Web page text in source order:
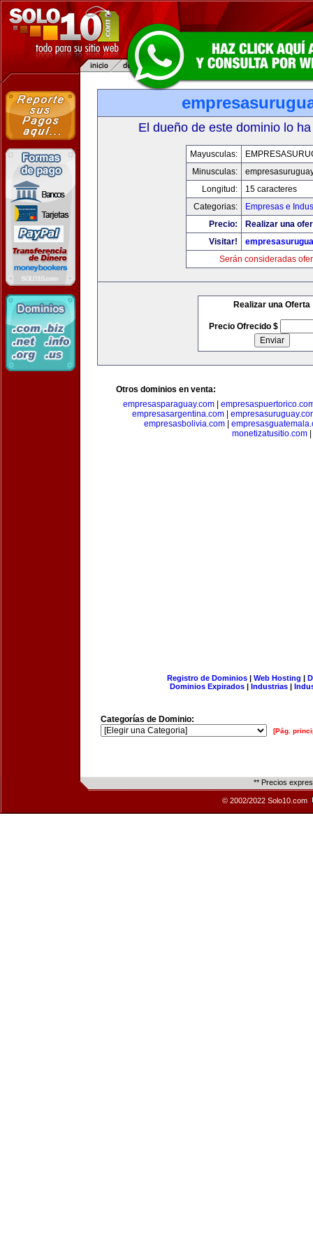
El dueño de este dominio lo
Mayusculas:
Minusculas:
Longitud:
15 caracteres
Categorias:
Empresas e
Precio:
Realizar una
Visitar!
Serán consideradas
Realizar una Oferta
Precio Ofrecido $
Otros dominios en venta:
empresasparaguay.com|
empresasargentina.com|
empresasbolivia.com
monetizatusitio.com
Registro de Dominios| Web Hosting |
Dominios Expirados | Industrias |
Categorías de Dominio:
[Pág.
** Precios
© 2002/2022 Solo10.com